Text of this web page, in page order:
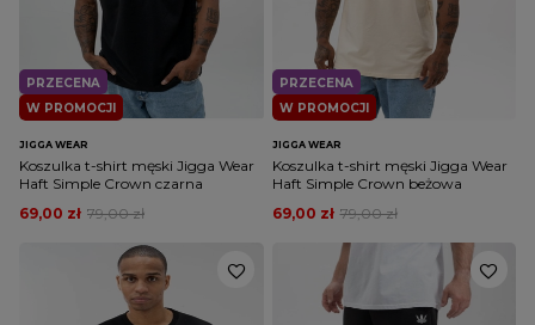
W PROMOCJI
PRZECENA
JIGGA WEAR
Koszulka t-shirt męski Jigga Wear
Haft Simple Crown czarna
79,00 zł
69,00 zł
W PROMOCJI
PRZECENA
JIGGA WEAR
Koszulka t-shirt męski Jigga Wear
Haft Simple Crown beżowa
79,00 zł
69,00 zł